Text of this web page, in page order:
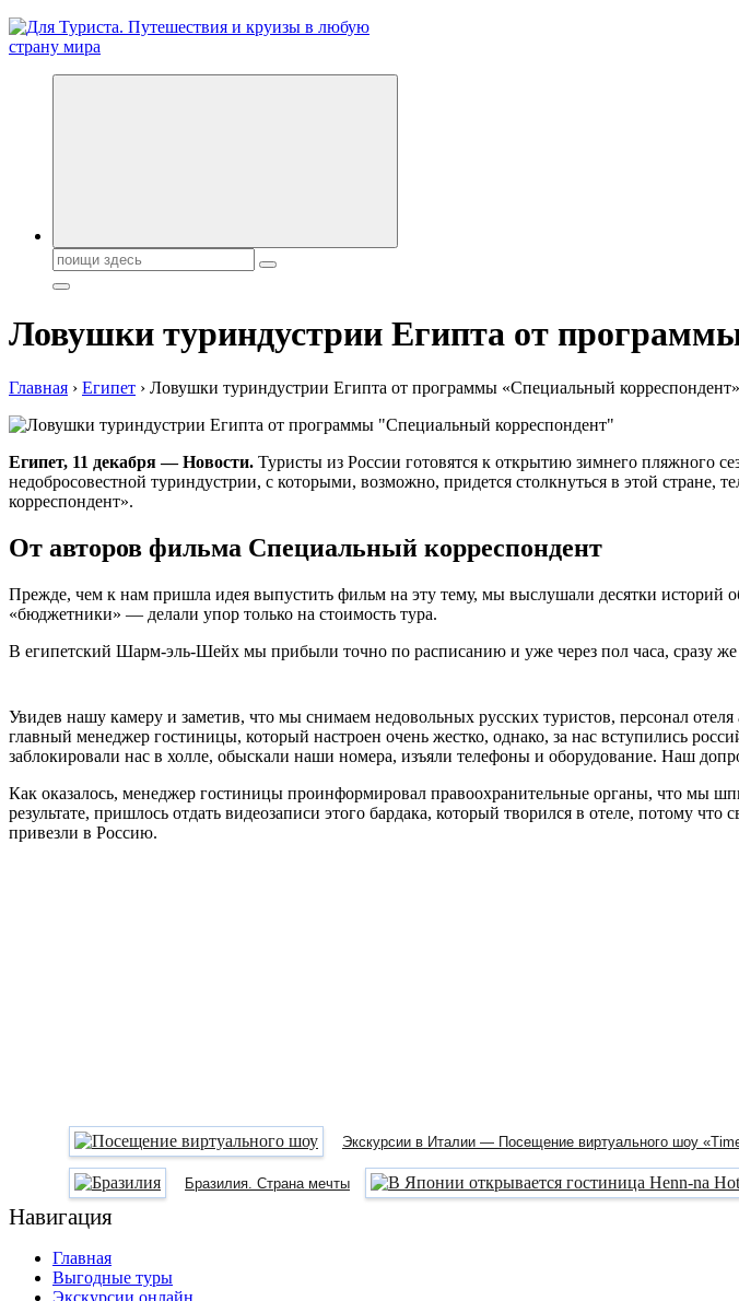
Новости туризма, куда поехать на отдых, где провести отпуск. Горящие туры, путёвки в дома
Поиск:
Ловушки туриндустрии Египта от
Главная › Египет › Ловушки туриндустрии Египта от программы «Специальный корреспондент»
Египет, 11 декабря — Новости. Туристы из России готовятся к открытию зимнего пляжного
недобросовестной туриндустрии, с которыми, возможно, придется столкнуться в этой
корреспондент».
От авторов фильма Специальный корреспондент
Прежде, чем к нам пришла идея выпустить фильм на эту тему, мы выслушали десятки
«бюджетники» — делали упор только на стоимость тура.
В египетский Шарм-эль-Шейх мы прибыли точно по расписанию и уже через пол часа, сразу
Увидев нашу камеру и заметив, что мы снимаем недовольных русских туристов, персонал
главный менеджер гостиницы, который настроен очень жестко, однако, за нас вступились
заблокировали нас в холле, обыскали наши номера, изъяли телефоны и оборудование. Наш
Как оказалось, менеджер гостиницы проинформировал правоохранительные органы, что мы
результате, пришлось отдать видеозаписи этого бардака, который творился в отеле, потому
привезли в Россию.
Экскурсии в Италии — Посещение виртуального шоу
Бразилия. Страна мечты
Навигация
Главная
Выгодные туры